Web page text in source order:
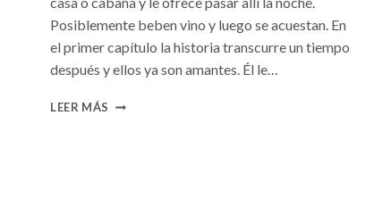
Posiblemente beben vino y luego se acuestan. En
el primer capítulo la historia transcurre un tiempo
después y ellos ya son amantes. Él le…
LEER MÁS CONSULTA